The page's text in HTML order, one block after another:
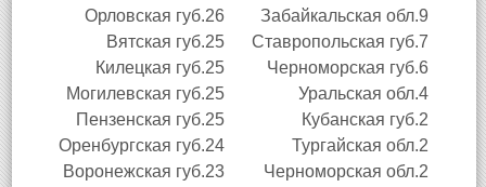
Орловская губ.26 Забайкальская обл.9
Вятская губ.25 Ставропольская губ.7
Килецкая губ.25 Черноморская губ.6
Могилевская губ.25 Уральская обл.4
Пензенская губ.25 Кубанская губ.2
Оренбургская губ.24 Тургайская обл.2
Воронежская губ.23 Черноморская обл.2